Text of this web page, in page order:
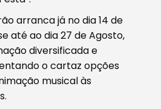
arranca já no dia 14 de
até ao dia 27 de Agosto,
diversificada e
o cartaz opções
musical às